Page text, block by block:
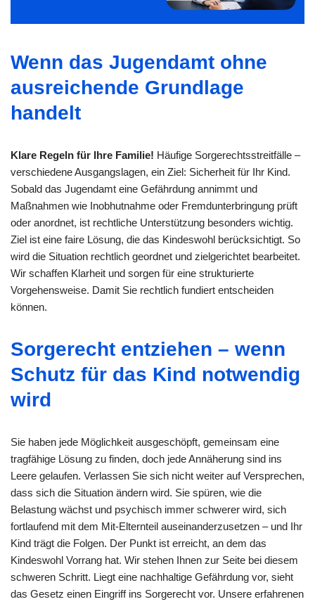
Wenn das Jugendamt ohne
ausreichende Grundlage
handelt
Klare Regeln für Ihre Familie! Häufige Sorgerechtsstreitfälle –
verschiedene Ausgangslagen, ein Ziel: Sicherheit für Ihr Kind.
Sobald das Jugendamt eine Gefährdung annimmt und
Maßnahmen wie Inobhutnahme oder Fremdunterbringung prüft
oder anordnet, ist rechtliche Unterstützung besonders wichtig.
Ziel ist eine faire Lösung, die das Kindeswohl berücksichtigt. So
wird die Situation rechtlich geordnet und zielgerichtet bearbeitet.
Wir schaffen Klarheit und sorgen für eine strukturierte
Vorgehensweise. Damit Sie rechtlich fundiert entscheiden
können.
Sorgerecht entziehen – wenn
Schutz für das Kind notwendig
wird
Sie haben jede Möglichkeit ausgeschöpft, gemeinsam eine
tragfähige Lösung zu finden, doch jede Annäherung sind ins
Leere gelaufen. Verlassen Sie sich nicht weiter auf Versprechen,
dass sich die Situation ändern wird. Sie spüren, wie die
Belastung wächst und psychisch immer schwerer wird, sich
fortlaufend mit dem Mit-Elternteil auseinanderzusetzen – und Ihr
Kind trägt die Folgen. Der Punkt ist erreicht, an dem das
Kindeswohl Vorrang hat. Wir stehen Ihnen zur Seite bei diesem
schweren Schritt. Liegt eine nachhaltige Gefährdung vor, sieht
das Gesetz einen Eingriff ins Sorgerecht vor. Unsere erfahrenen